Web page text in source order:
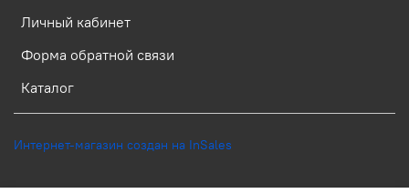
Личный кабинет
Форма обратной связи
Каталог
Интернет-магазин создан на InSales